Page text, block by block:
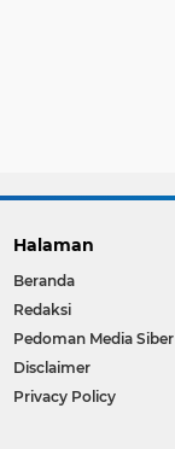
Halaman
Beranda
Redaksi
Pedoman Media Siber
Disclaimer
Privacy Policy